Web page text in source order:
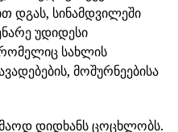
დგას, სინამდვილეში
უდიდესი
სახლის
მოშურნეებისა
დიდხანს ცოცხლობს.